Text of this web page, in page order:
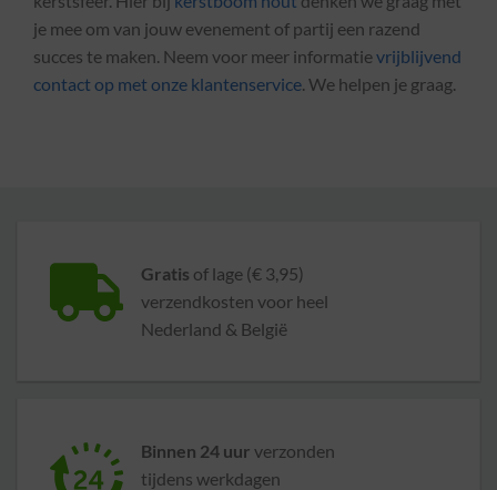
je mee om van jouw evenement of partij een razend
succes te maken. Neem voor meer informatievrijblijvend
contact op met onze klantenservice. We helpen je graag.
Gratis of lage (€ 3,95)
verzendkosten voor heel
Nederland & België
Binnen 24 uur verzonden
tijdens werkdagen